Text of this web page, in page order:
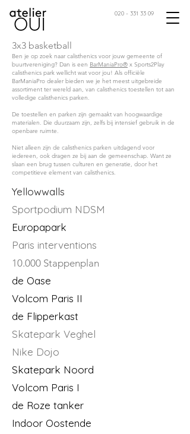
020 - 331 33 09
3x3 basketball
Ben je op zoek naar calisthenics voor jouw gemeente of
buurtvereniging? Dan is een BarManiaPro® x Sports2Play
calisthenics park wellicht wat voor jou! Als officiële
BarManiaPro dealer bieden we je het meest uitgebreide
assortiment ter wereld aan, van calisthenics toestellen tot aan
volledige calisthenics parken.
De toestellen en parken zijn gemaakt van hoogwaardige
materialen. Die duurzaam zijn, zelfs bij intensief gebruik in de
openbare ruimte.
Niet alleen zijn de calisthenics parken uitdagend voor
iedereen, ook dragen ze bij aan de gemeenschap. Want ze
slaan een brug tussen culturen en generatie, door het
competitieve element van calisthenics.
Yellowwalls
Sportpodium NDSM
Europapark
Paris interventions
10.000 Stappenplan
de Oase
Volcom Paris II
de Flipperkast
Skatepark Veghel
Nike Dojo
Skatepark Noord
Volcom Paris I
de Roze tanker
Indoor Oostende